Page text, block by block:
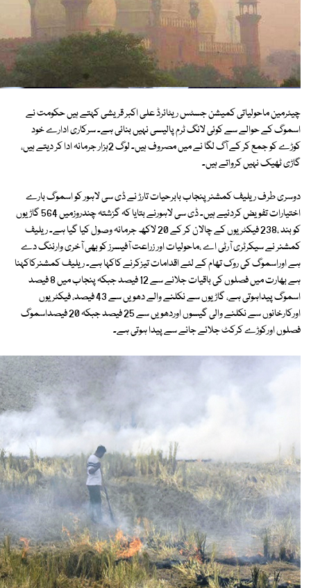
چیئرمین ماحولیاتی کمیشن جسٹس ریٹائرڈ علی اکبر قریشی کہتے ہیں حکومت نے
اسموگ کے حوالے سے کوئی لانگ ٹرم پالیسی نہیں بنائی ہے۔ سرکاری ادارے خود
کوڑے کو جمع کر کے آگ لگا نے میں مصروف ہیں۔ لوگ 2ہزار جرمانہ ادا کر دیتے ہیں،
گاڑی ٹھیک نہیں کرواتے ہیں۔
دوسری طرف ریلیف کمشنر پنجاب بابرحیات تارڑ نے ڈی سی لاہور کو اسموگ بارے
اختیارات تفویض کردئیے ہیں۔ ڈی سی لاہورنے بتایا کہ گزشتہ چندروزمیں 564 گاڑیوں
کو بند ،238 فیکٹریوں کے چالان کر کے 20 لاکھ جرمانہ وصول کیا گیا ہے۔ ریلیف
کمشنر نے سیکرٹری آرٹی اے ،ماحولیات اور زراعت آفیسرز کو بھی آخری وارننگ دے
ہے اوراسموگ کی روک تھام کے لئے اقدامات تیزکرنے کاکہا ہے۔ ریلیف کمشنرکاکہنا
ہے بھارت میں فصلوں کی باقیات جلانے سے 12 فیصد جبکہ پنجاب میں 8 فیصد
اسموگ پیداہوتی ہے، گاڑیوں سے نکلنے والے دھویں سے 43 فیصد، فیکٹریوں
اورکارخانوں سے نکلنے والی گیسوں اوردھویں سے 25 فیصد جبکہ 20 فیصداسموگ
فصلوں اورکوڑے کرکٹ جلائے جانے سے پیدا ہوتی ہے۔